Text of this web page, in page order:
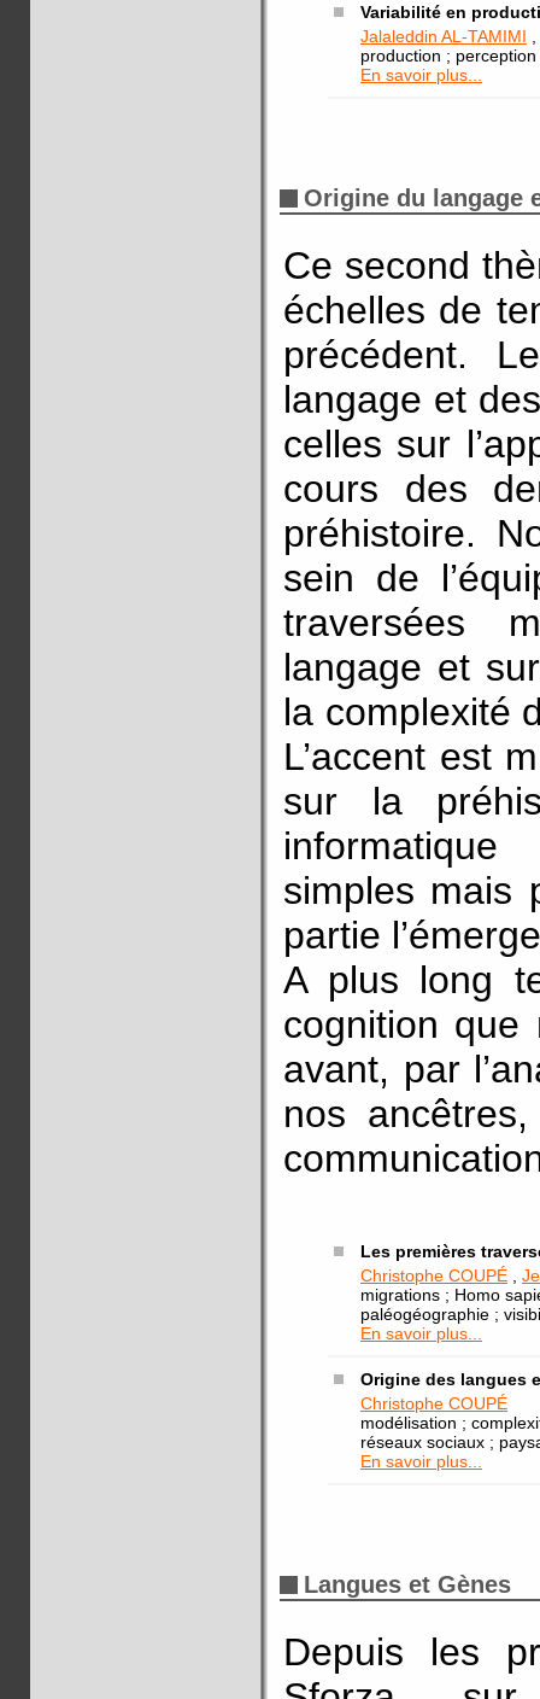
Variabilité en
Jalaleddin AL-TAMIMI
production ;
En savoir plus...
Origine du langage
Ce second
échelles de
précédent.
langage et
celles sur
cours des
préhistoire.
sein de
traversées
langage et
la complexité
L’accent est
sur la
simples mais
partie
A plus long
cognition que
avant, par
nos
Les premières
Christophe COUPÉ
migrations ; Homo
paléogéographie ;
En savoir plus...
Origine des langues
Christophe COUPÉ
modélisation ;
réseaux sociaux ;
En savoir plus...
Langues et Gènes
Depuis les